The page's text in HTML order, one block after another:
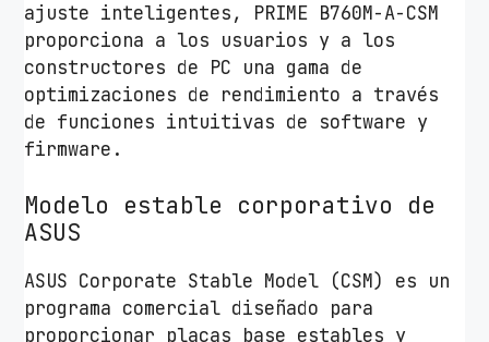
ajuste inteligentes, PRIME B760M-A-CSM
proporciona a los usuarios y a los
constructores de PC una gama de
optimizaciones de rendimiento a través
de funciones intuitivas de software y
firmware.
Modelo estable corporativo de
ASUS
ASUS Corporate Stable Model (CSM) es un
programa comercial diseñado para
proporcionar placas base estables y